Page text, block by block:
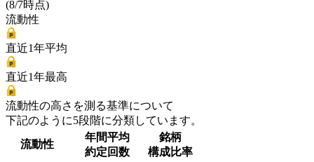
(8/7時点)
流動性
直近1年平均
直近1年最高
流動性の高さを測る基準について
下記のように5段階に分類しています。
流動性
年間平均
約定回数
銘柄
構成比率